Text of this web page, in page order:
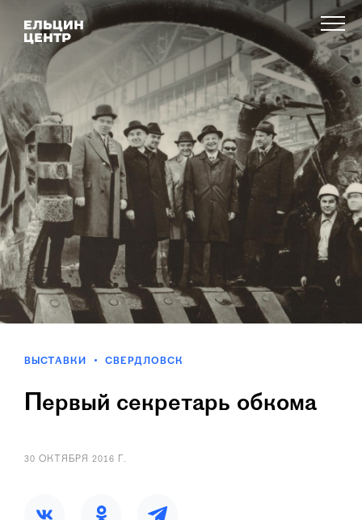
ВЫСТАВКИ СВЕРДЛОВСК
Первый секретарь обкома
30 ОКТЯБРЯ 2016 Г.